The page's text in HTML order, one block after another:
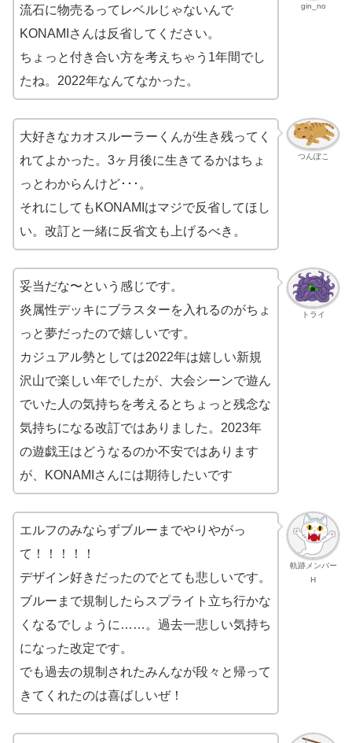
gin_no
流石に物売るってレベルじゃないんで
KONAMIさんは反省してください。
ちょっと付き合い方を考えちゃう1年間でし
たね。2022年なんてなかった。
つんぽこ
大好きなカオスルーラーくんが生き残ってく
れてよかった。3ヶ月後に生きてるかはちょ
っとわからんけど･･･。
それにしてもKONAMIはマジで反省してほし
い。改訂と一緒に反省文も上げるべき。
トライ
妥当だな〜という感じです。
炎属性デッキにブラスターを入れるのがちょ
っと夢だったので嬉しいです。
カジュアル勢としては2022年は嬉しい新規
沢山で楽しい年でしたが、大会シーンで遊ん
でいた人の気持ちを考えるとちょっと残念な
気持ちになる改訂ではありました。2023年
の遊戯王はどうなるのか不安ではあります
が、KONAMIさんには期待したいです
軌跡メンバー
H
エルフのみならずブルーまでやりやがっ
て！！！！！
デザイン好きだったのでとても悲しいです。
ブルーまで規制したらスプライト立ち行かな
くなるでしょうに……。過去一悲しい気持ち
になった改定です。
でも過去の規制されたみんなが段々と帰って
きてくれたのは喜ばしいぜ！